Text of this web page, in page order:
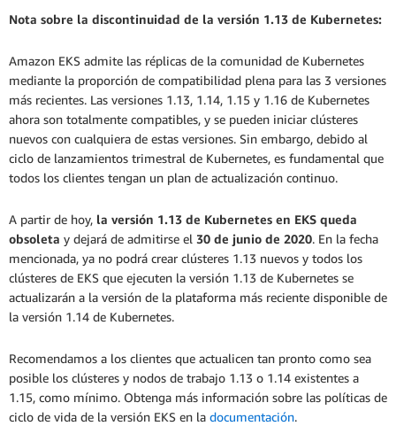
Nota sobre la discontinuidad de la versión 1.13 de Kubernetes:
Amazon EKS admite las réplicas de la comunidad de Kubernetes
mediante la proporción de compatibilidad plena para las 3 versiones
más recientes. Las versiones 1.13, 1.14, 1.15 y 1.16 de Kubernetes
ahora son totalmente compatibles, y se pueden iniciar clústeres
nuevos con cualquiera de estas versiones. Sin embargo, debido al
ciclo de lanzamientos trimestral de Kubernetes, es fundamental que
todos los clientes tengan un plan de actualización continuo.
A partir de hoy, la versión 1.13 de Kubernetes en EKS queda
obsoleta y dejará de admitirse el 30 de junio de 2020. En la fecha
mencionada, ya no podrá crear clústeres 1.13 nuevos y todos los
clústeres de EKS que ejecuten la versión 1.13 de Kubernetes se
actualizarán a la versión de la plataforma más reciente disponible de
la versión 1.14 de Kubernetes.
Recomendamos a los clientes que actualicen tan pronto como sea
posible los clústeres y nodos de trabajo 1.13 o 1.14 existentes a
1.15, como mínimo. Obtenga más información sobre las políticas de
ciclo de vida de la versión EKS en la documentación.